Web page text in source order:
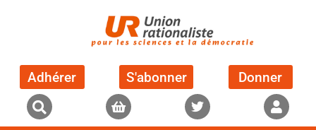
Adhérer S'abonner Donner